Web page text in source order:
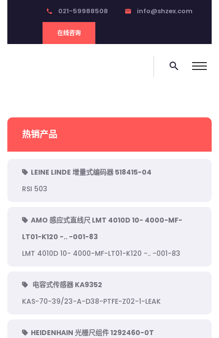
phone 021-59988508 email info@shzex.com
在线咨询
search
热销产品
LEINE LINDE 增量式编码器 518415-04
RSI 503
AMO 感应式直线尺 LMT 4010D 10- 4000-MF-
LT01-K120 -.. -001-83
LMT 4010D 10- 4000-MF-LT01-K120 -.. -001-83
电容式传感器 KA9352
KAS-70-39/23-A-D38-PTFE-Z02-1-LEAK
HEIDENHAIN 光栅尺组件 1292460-0T